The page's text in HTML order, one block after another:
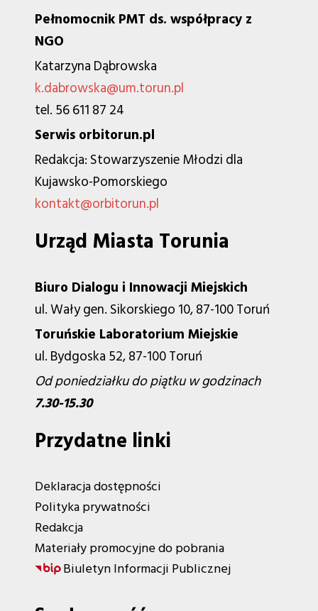
Pełnomocnik PMT ds. współpracy z
NGO
Katarzyna Dąbrowska
k.dabrowska@um.torun.pl
tel. 56 611 87 24
Serwis orbitorun.pl
Redakcja: Stowarzyszenie Młodzi dla
Kujawsko-Pomorskiego
kontakt@orbitorun.pl
Urząd Miasta Torunia
Biuro Dialogu i Innowacji Miejskich
ul. Wały gen. Sikorskiego 10, 87-100 Toruń
Toruńskie Laboratorium Miejskie
ul. Bydgoska 52, 87-100 Toruń
Od poniedziałku do piątku w godzinach
7.30-15.30
Przydatne linki
Deklaracja dostępności
Polityka prywatności
Redakcja
Materiały promocyjne do pobrania
Biuletyn Informacji Publicznej